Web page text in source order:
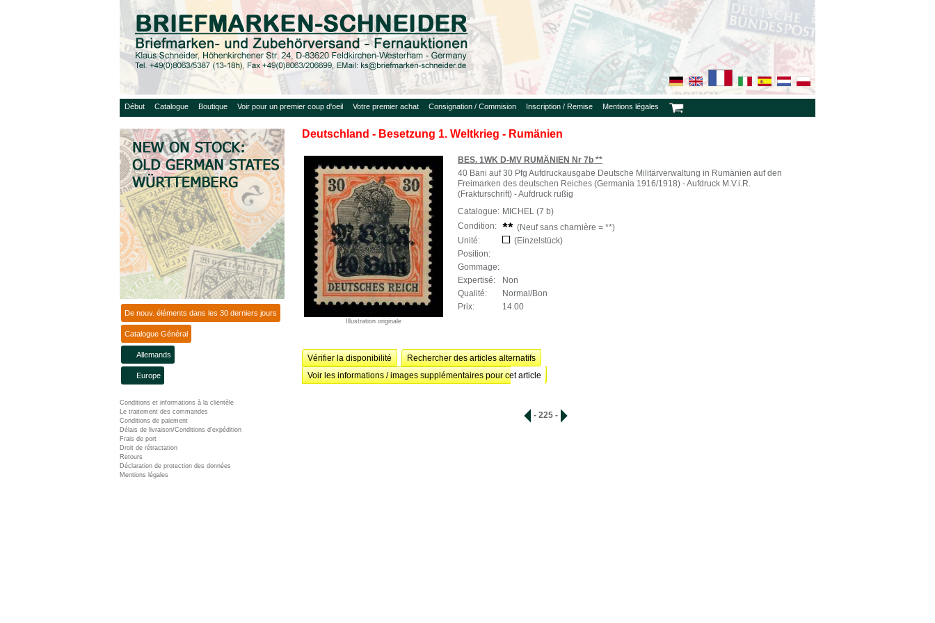
Début Catalogue Boutique Voir pour un premier coup d'oeil Votre premier achat Consignation / Commision Inscription / Remise Mentions légales
De nouv. éléments dans les 30 derniers jours
Catalogue Général
Allemands
Europe
Conditions et informations à la clientèle
Le traitement des commandes
Conditions de paiement
Délais de livraison/Conditions d'expédition
Frais de port
Droit de rétractation
Retours
Déclaration de protection des données
Mentions légales
Deutschland - Besetzung 1. Weltkrieg - Rumänien
Illustration originale
BES. 1WK D-MV RUMÄNIEN Nr 7b **
40 Bani auf 30 Pfg Aufdruckausgabe Deutsche Militärverwaltung in Rumänien auf den
Freimarken des deutschen Reiches (Germania 1916/1918) - Aufdruck M.V.i.R.
(Frakturschrift) - Aufdruck rußig
Catalogue: MICHEL (7 b)
Condition:
(Neuf sans charnière = **)
Unité:
(Einzelstück)
Position:
Gommage:
Expertisé:
Non
Qualité:
Normal/Bon
Prix:
14.00
Vérifier la disponibilité
Rechercher des articles alternatifs
Voir les informations / images supplémentaires pour cet article
- 225 -